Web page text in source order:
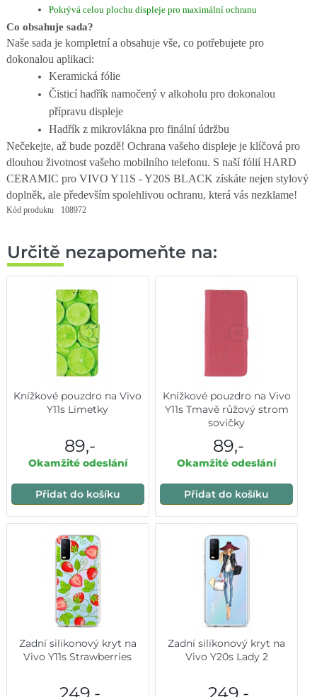
Pokrývá celou plochu displeje pro maximální ochranu
Co obsahuje sada?
Naše sada je kompletní a obsahuje vše, co potřebujete pro
dokonalou aplikaci:
Keramická fólie
Čisticí hadřík namočený v alkoholu pro dokonalou
přípravu displeje
Hadřík z mikrovlákna pro finální údržbu
Nečekejte, až bude pozdě! Ochrana vašeho displeje je klíčová pro
dlouhou životnost vašeho mobilního telefonu. S naší fólií HARD
CERAMIC pro VIVO Y11S - Y20S BLACK získáte nejen stylový
doplněk, ale především spolehlivou ochranu, která vás nezklame!
Kód produktu 108972
Určitě nezapomeňte na:
Knížkové pouzdro na Vivo
Y11s Limetky
89,-
Okamžité odeslání
Přidat do košíku
Knížkové pouzdro na Vivo
Y11s Tmavě růžový strom
sovičky
89,-
Okamžité odeslání
Přidat do košíku
Zadní silikonový kryt na
Vivo Y11s Strawberries
Zadní silikonový kryt na
Vivo Y20s Lady 2